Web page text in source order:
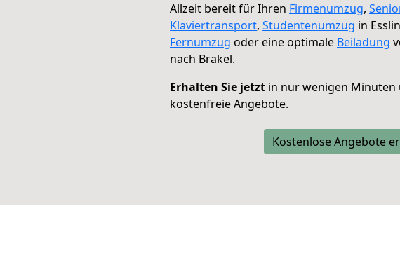
Allzeit bereit für Ihren Firmenumzug,
Klaviertransport, Studentenumzug in
Fernumzug oder eine optimale Beiladung
nach Brakel.
Erhalten Sie jetzt in nur wenigen
kostenfreie Angebote.
Kostenlose Angebote